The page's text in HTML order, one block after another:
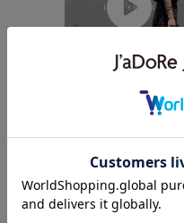
て過ごしやすい気候でし
たね☀️ 新作デヴォーのド
ットセットアップ。 セッ
トできるとワンピース見
えするし、 単品でもシル